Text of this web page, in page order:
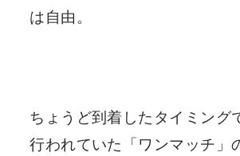
は自由。
ちょうど到着したタイミング
行われていた「ワンマッチ」